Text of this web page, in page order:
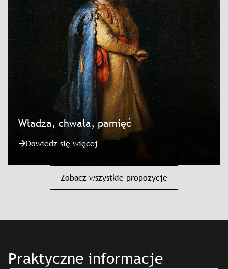
Władza, chwała, pamięć
Dowiedz się więcej
Zobacz wszystkie propozycje
Praktyczne informacje